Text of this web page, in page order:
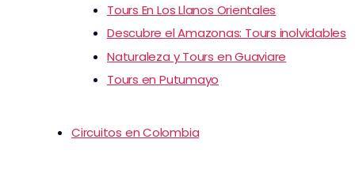
Tours En Los Llanos Orientales
Descubre el Amazonas: Tours inolvidables
Naturaleza y Tours en Guaviare
Tours en Putumayo
Circuitos en Colombia